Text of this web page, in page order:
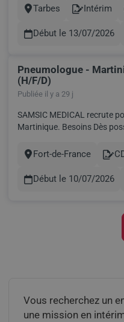
challenge professionnel
Ville
Tarbes
Contract
Intérim
Début le 13/07/2026
Pneumologue -
(H/F/D)
Publiée il y a 29 j
SAMSIC MEDICAL recrute
Martinique. Besoins Dès possible pour un CDD ou CDI
rejoindre ce projet ? Cadre de vie exceptionnel en Martinique
moderne, sans l...
Ville
Fort-de-France
Début le 10/07/2026
Vous recherchez un
une mission en